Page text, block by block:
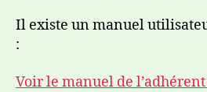
Il existe un manuel
:
Voir le manuel de l’adhérent